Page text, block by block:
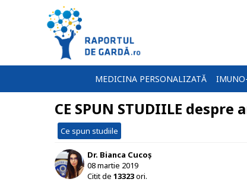
MEDICINA PERSONALIZATĂ
CE SPUN STUDIILE
Ce spun studiile
Dr. Bianca Cucoș
08 martie 2019
Citit de 13323ori.